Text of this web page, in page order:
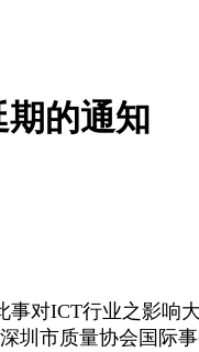
期的通知
ICT行业之影响
市质量协会国际事